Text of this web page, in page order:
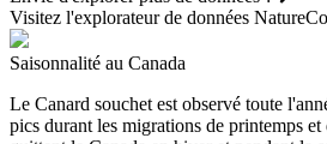
Visitez l'explorateur de données
Saisonnalité au Canada
Le Canard souchet est observé toute
pics durant les migrations de printemps